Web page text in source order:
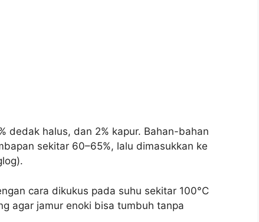
dedak halus, dan 2% kapur. Bahan-bahan
sekitar 60–65%, lalu dimasukkan ke
cara dikukus pada suhu sekitar 100°C
agar jamur enoki bisa tumbuh tanpa